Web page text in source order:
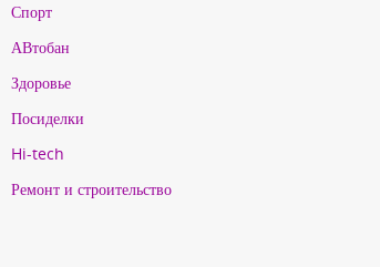
Спорт
АВтобан
Здоровье
Посиделки
Hi-tech
Ремонт и строительство